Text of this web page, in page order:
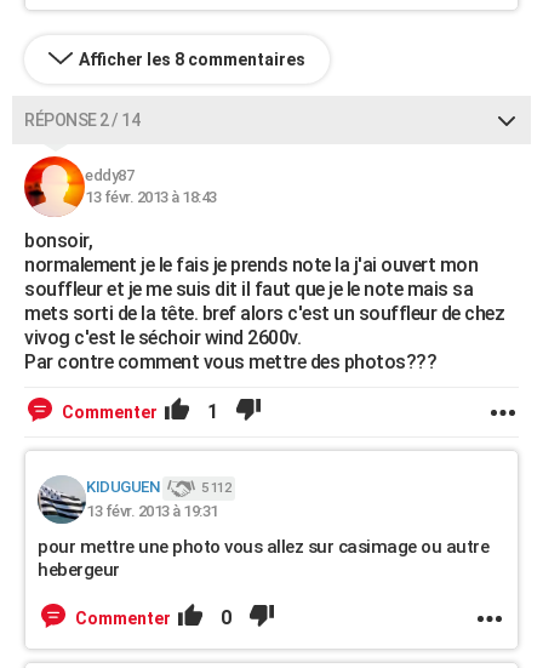
Afficher les 8 commentaires
RÉPONSE 2 / 14
eddy87
13 févr. 2013 à 18:43
bonsoir,
normalement je le fais je prends note la j'ai ouvert mon
souffleur et je me suis dit il faut que je le note mais sa
mets sorti de la tête. bref alors c'est un souffleur de chez
vivog c'est le séchoir wind 2600v.
Par contre comment vous mettre des photos???
Commenter 1
KIDUGUEN 5 112
13 févr. 2013 à 19:31
pour mettre une photo vous allez sur casimage ou autre
hebergeur
Commenter 0